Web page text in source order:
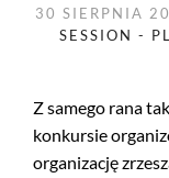
30 SIERPNIA
SESSION -
Z samego rana
konkursie
organizację